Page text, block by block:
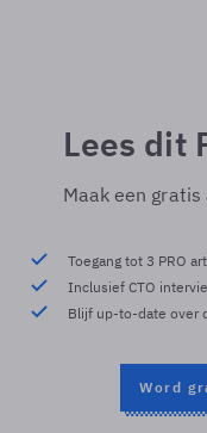
Lees dit
Maak een
Toegang tot 3 PRO
Inclusief CTO
Blijf up-to-date over
Word